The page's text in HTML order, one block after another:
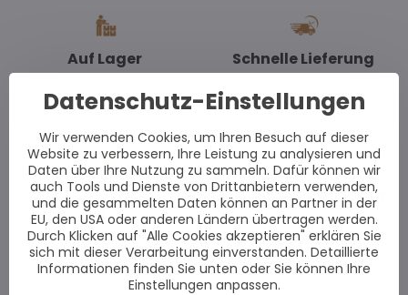
Auf Lager
Alle Artikel sind auf Lager und
sofort versandbereit.
Schnelle Lieferung
Wir liefern Bestellungen
per Kurier innerhalb
Echte
Kundenergebnisse
Echte Kundenergebnisse –
inklusive Fotos zur
Repigmentierung bei Vitiligo.
Kostenlose Beratung
Maßgeschneiderte Beratung
zur Vitiligo-Behandlung.
Datenschutz-Einstellungen
Wir verwenden Cookies, um Ihren Besuch auf dieser
Website zu verbessern, Ihre Leistung zu analysieren und
Daten über Ihre Nutzung zu sammeln. Dafür können wir
auch Tools und Dienste von Drittanbietern verwenden,
und die gesammelten Daten können an Partner in der
EU, den USA oder anderen Ländern übertragen werden.
Durch Klicken auf "Alle Cookies akzeptieren" erklären Sie
sich mit dieser Verarbeitung einverstanden. Detaillierte
Informationen finden Sie unten oder Sie können Ihre
Einstellungen anpassen.